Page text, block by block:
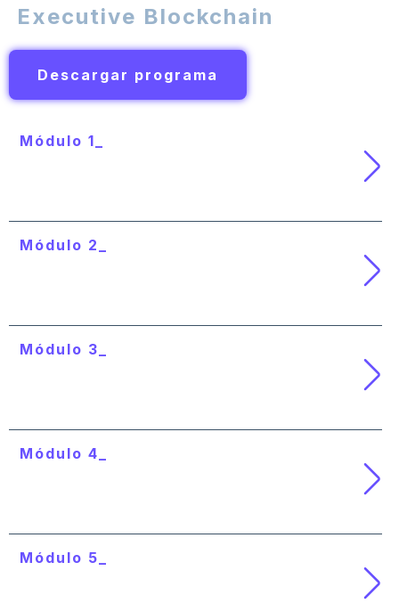
Executive Blockchain
Descargar programa
Módulo 1_
Módulo 2_
Módulo 3_
Módulo 4_
Módulo 5_